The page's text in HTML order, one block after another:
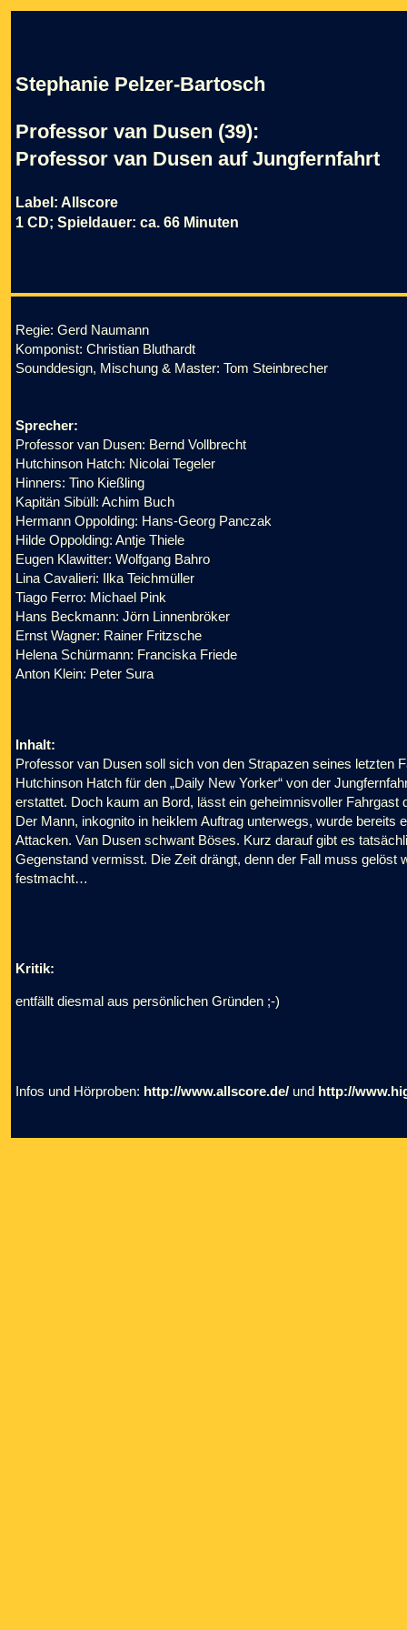
Stephanie Pelzer-Bartosch
Professor van Dusen (39):
Professor van Dusen auf Jungfernfahrt
Label: Allscore
1 CD; Spieldauer: ca. 66 Minuten
Regie: Gerd Naumann
Komponist: Christian Bluthardt
Sounddesign, Mischung & Master: Tom Steinbrecher
Sprecher:
Professor van Dusen: Bernd Vollbrecht
Hutchinson Hatch: Nicolai Tegeler
Hinners: Tino Kießling
Kapitän Sibüll: Achim Buch
Hermann Oppolding: Hans-Georg Panczak
Hilde Oppolding: Antje Thiele
Eugen Klawitter: Wolfgang Bahro
Lina Cavalieri: Ilka Teichmüller
Tiago Ferro: Michael Pink
Hans Beckmann: Jörn Linnenbröker
Ernst Wagner: Rainer Fritzsche
Helena Schürmann: Franciska Friede
Anton Klein: Peter Sura
Inhalt:
Professor van Dusen soll sich von den Strapazen seines letzten
Hutchinson Hatch für den „Daily New Yorker“ von der
erstattet. Doch kaum an Bord, lässt ein geheimnisvoller
Der Mann, inkognito in heiklem Auftrag unterwegs, wurde bereits
Attacken. Van Dusen schwant Böses. Kurz darauf gibt es
Gegenstand vermisst. Die Zeit drängt, denn der Fall muss gelöst
festmacht…
Kritik:
entfällt diesmal aus persönlichen Gründen ;-)
Infos und Hörproben: http://www.allscore.de/ und http://